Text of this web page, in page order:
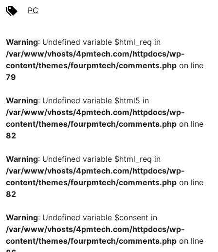
PC
Warning: Undefined variable $html_req in
/var/www/vhosts/4pmtech.com/httpdocs/wp-
content/themes/fourpmtech/comments.php on line
79
Warning: Undefined variable $html5 in
/var/www/vhosts/4pmtech.com/httpdocs/wp-
content/themes/fourpmtech/comments.php on line
82
Warning: Undefined variable $html_req in
/var/www/vhosts/4pmtech.com/httpdocs/wp-
content/themes/fourpmtech/comments.php on line
82
Warning: Undefined variable $consent in
/var/www/vhosts/4pmtech.com/httpdocs/wp-
content/themes/fourpmtech/comments.php on line